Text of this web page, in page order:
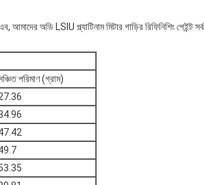
অডি LSIU প্ল্যাটিনাম মিটার গাড়ির রিফিনিশিং পেইন্ট
পরিমাণ (গ্রাম)